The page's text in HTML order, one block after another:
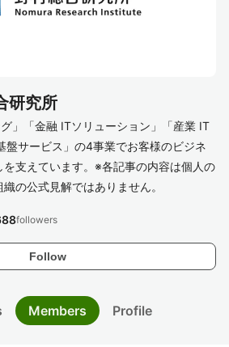
研究所
」「金融 ITソリューション」「産業 IT
盤サービス」の4事業でお客様のビジネ
を支えています。※各記事の内容は個人の
の公式見解ではありません。
Follow
followers
Members Profile